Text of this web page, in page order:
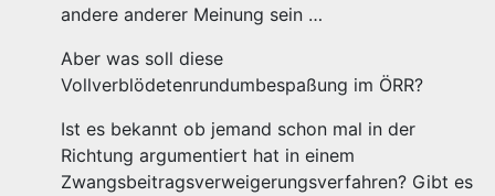
andere anderer Meinung sein …
Aber was soll diese
Vollverblödetenrundumbespaßung im ÖRR?
Ist es bekannt ob jemand schon mal in der
Richtung argumentiert hat in einem
Zwangsbeitragsverweigerungsverfahren? Gibt es